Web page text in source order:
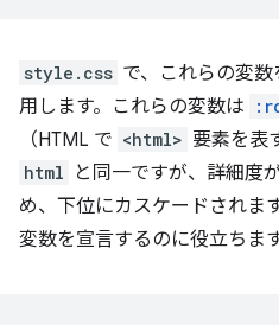
style.css で、これらの変数
用します。これらの変数は
（HTML で <html> 要素を表
html
と同一ですが、詳細度
め、下位にカスケードされま
変数を宣言するのに役立ちます